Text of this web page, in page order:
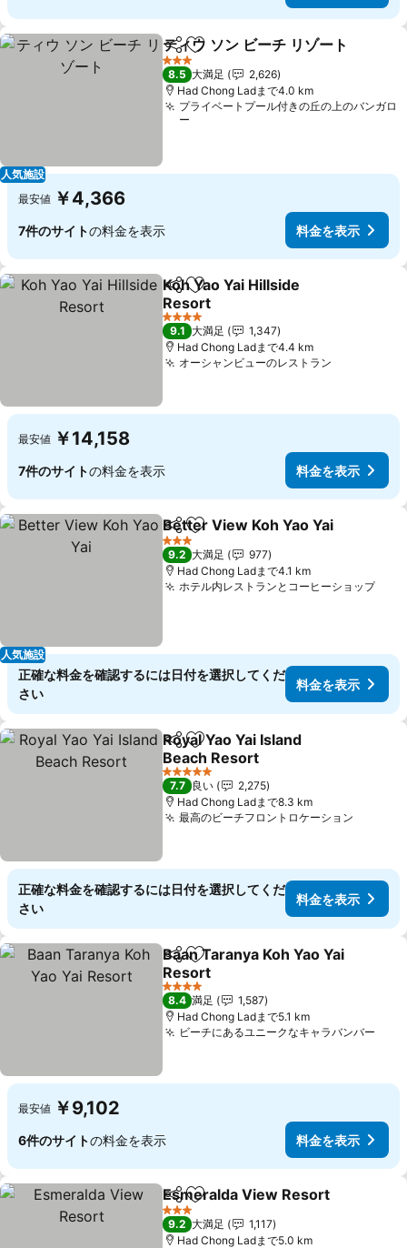
人気施設
シェアお気に入りに追加
ティウ ソン ビーチ リゾート
3 ホテルのランク
8.5 大満足
2,626
Had Chong Ladまで4.0 km
プライベートプール付きの丘の上のバンガロ
ー
最安値 ￥4,366
7件のサイトの料金を表示 料金を表示
シェアお気に入りに追加
Koh Yao Yai Hillside
Resort
料金を表示
4 ホテルのランク
9.1 大満足
1,347
Had Chong Ladまで4.4 km
オーシャンビューのレストラン
最安値 ￥14,158
7件のサイトの料金を表示 料金を表示
人気施設
シェアお気に入りに追加
Better View Koh Yao Yai
3 ホテルのランク
9.2 大満足
977
Had Chong Ladまで4.1 km
ホテル内レストランとコーヒーショップ料金
正確な料金を確認するには日付を選択してくだ
さい
料金を表示
シェアお気に入りに追加
Royal Yao Yai Island
Beach Resort
料金を表示
5 ホテルのランク
7.7 良い
2,275
Had Chong Ladまで8.3 km
最高のビーチフロントロケーション
正確な料金を確認するには日付を選択してくだ
さい
料金を表示
シェアお気に入りに追加
Baan Taranya Koh Yao Yai
Resort
料金を表示
4 ホテルのランク
8.4 満足
1,587
Had Chong Ladまで5.1 km
ビーチにあるユニークなキャラバンバー
最安値 ￥9,102
6件のサイトの料金を表示 料金を表示
シェアお気に入りに追加
Esmeralda View Resort
3 ホテルのランク
9.2 大満足
1,117
Had Chong Ladまで5.0 km